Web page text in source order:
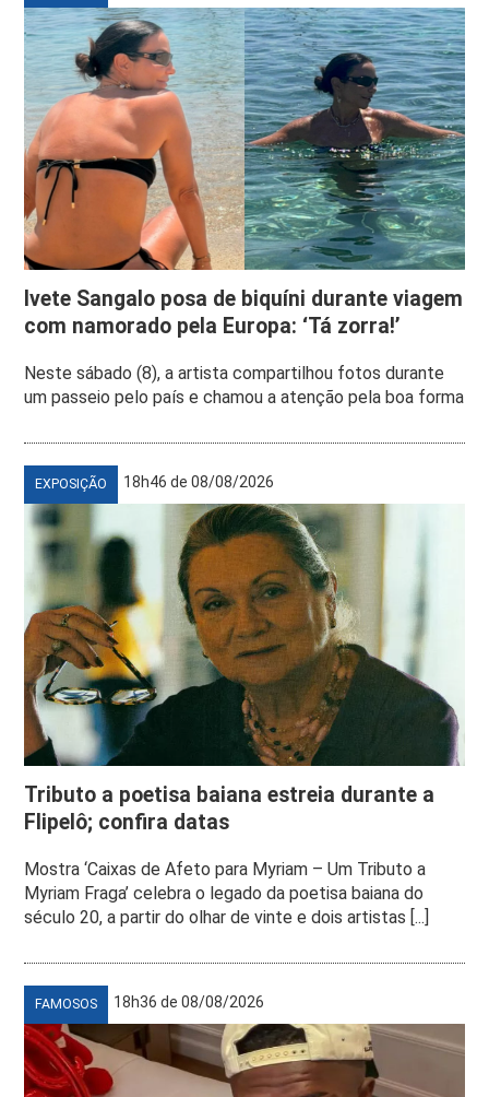
Ivete Sangalo posa de biquíni durante viagem
com namorado pela Europa: ‘Tá zorra!’
Neste sábado (8), a artista compartilhou fotos durante
um passeio pelo país e chamou a atenção pela boa forma
EXPOSIÇÃO 18h46 de 08/08/2026
Tributo a poetisa baiana estreia durante a
Flipelô; confira datas
Mostra ‘Caixas de Afeto para Myriam – Um Tributo a
Myriam Fraga’ celebra o legado da poetisa baiana do
século 20, a partir do olhar de vinte e dois artistas [...]
FAMOSOS 18h36 de 08/08/2026